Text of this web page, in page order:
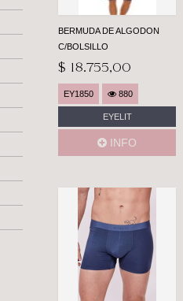
BERMUDA DE ALGODON
C/BOLSILLO
$ 18.755,00
EY1850 880
EYELIT
INFO